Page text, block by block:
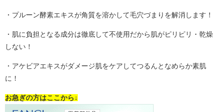
・プルーン酵素エキスが角質を溶かして毛穴づまりを解消します！
・肌に負担となる成分は徹底して不使用だから肌がピリピリ・乾燥
しない！
・アケビアエキスがダメージ肌をケアしてつるんとなめらか素肌
に！
お急ぎの方はここから↓